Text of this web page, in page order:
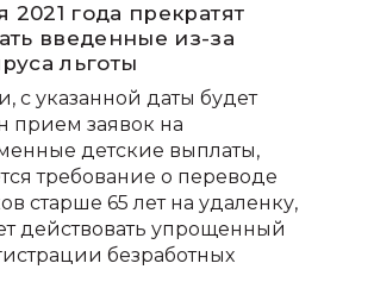
2021 года прекратят
введенные из-за
льготы
с указанной даты будет
прием заявок на
детские выплаты,
требование о переводе
старше 65 лет на удаленку,
действовать упрощенный
безработных